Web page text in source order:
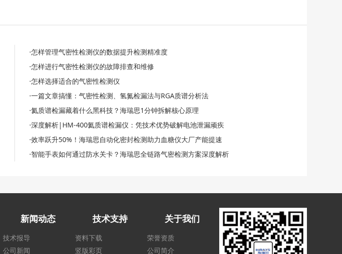
·怎样管理气密性检测仪的数据提升检测精准度
·怎样进行气密性检测仪的故障排查和维修
·怎样选择适合的气密性检测仪
·一篇文章搞懂：气密性检测、氢氮检漏法与RGA质谱分析法
·氦质谱检漏藏着什么黑科技？海瑞思1分钟拆解核心原理
·深度解析|HM-400氦质谱检漏仪：凭技术优势破解电池泄漏顽疾
·效率跃升50%！海瑞思自动化密封检测助力血糖仪大厂产能提速
·智能手表如何通过防水关卡？海瑞思全链路气密检测方案深度解析
新闻动态
技术报导
公司新闻
技术支持
资料下载
竖版彩页
关于我们
荣誉资质
公司简介